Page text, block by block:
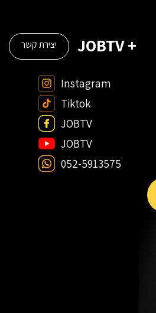
+ JOBTV יצירת קשר
Instagram
Tiktok
JOBTV
JOBTV
052-5913575